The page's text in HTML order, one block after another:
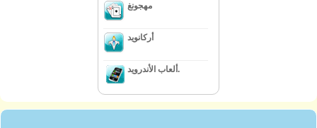
مهجونغ
أركانويد
ألعاب الأندرويد.